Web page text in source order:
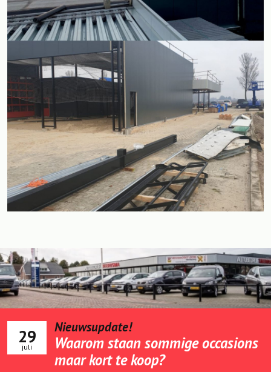
29
juli
Nieuwsupdate!
Waarom staan sommige occasions
maar kort te koop?